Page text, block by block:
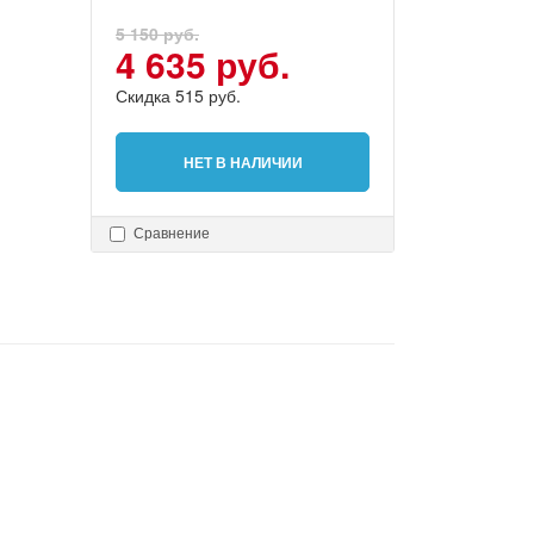
5 150 руб.
4 635 руб.
Скидка 515 руб.
НЕТ В НАЛИЧИИ
Сравнение